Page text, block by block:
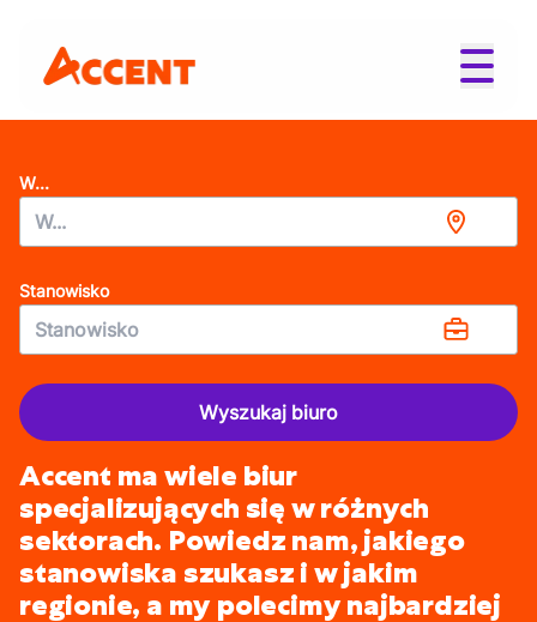
W...
Stanowisko
Wyszukaj biuro
Accent ma wiele biur
specjalizujących się w różnych
sektorach. Powiedz nam, jakiego
stanowiska szukasz i w jakim
regionie, a my polecimy najbardziej